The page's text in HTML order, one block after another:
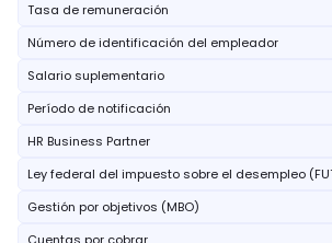
Tasa de remuneración
Número de identificación del empleador
Salario suplementario
Período de notificación
HR Business Partner
Ley federal del impuesto sobre el desempleo
Gestión por objetivos (MBO)